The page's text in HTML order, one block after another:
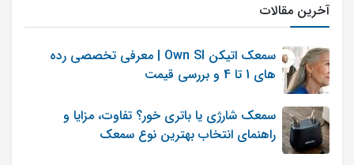
آخرین مقالات
سمعک اتیکن Own SI | معرفی تخصصی رده
های 1 تا 4 و بررسی قیمت
سمعک شارژی یا باتری خور؟ تفاوت، مزایا و
راهنمای انتخاب بهترین نوع سمعک